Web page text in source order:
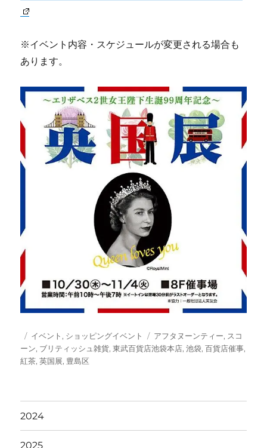
※イベント内容・スケジュールが変更される場合も
あります。
投
稿
日:
カ
テ
ゴ
イベント , ショッピングイベント
タ
グ
アフタヌーンティー, スコ
ーン, ブリティッシュ雑貨,東武百貨店池袋本店,池袋,百貨店催事,
紅茶,英国展, 豊島区
2024
2025